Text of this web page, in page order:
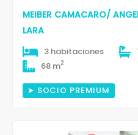
MEIBER CAMACARO/
LARA
3 habitaciones
68 m2
➤ SOCIO PREMIUM